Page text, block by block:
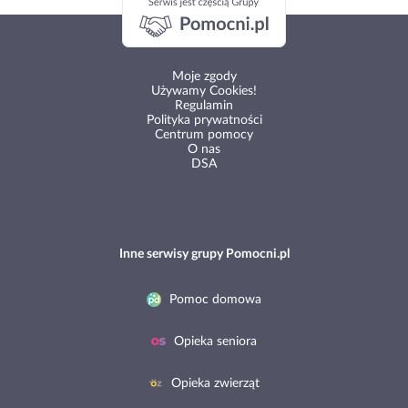
Moje zgody
Używamy Cookies!
Regulamin
Polityka prywatności
Centrum pomocy
O nas
DSA
Inne serwisy grupy Pomocni.pl
Pomoc domowa
Opieka seniora
Opieka zwierząt